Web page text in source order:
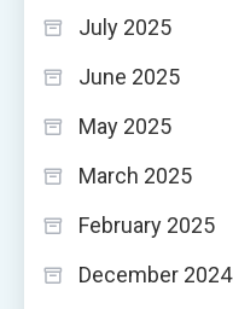
July 2025
June 2025
May 2025
March 2025
February 2025
December 2024